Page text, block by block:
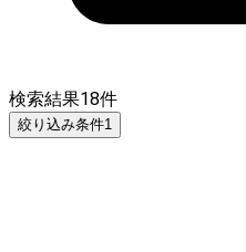
検索結果18件
絞り込み条件1